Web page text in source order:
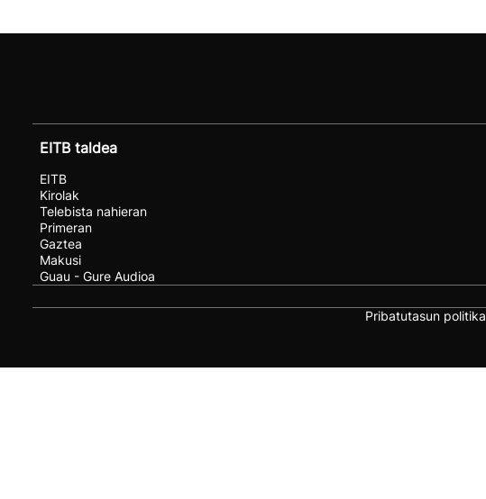
EITB taldea
EITB
Kirolak
Telebista nahieran
Primeran
Gaztea
Makusi
Guau - Gure Audioa
Pribatutasun politika